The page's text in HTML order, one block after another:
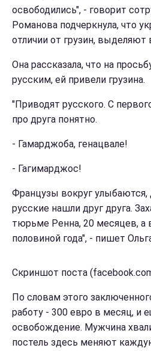
освободились", - говорит
Романова подчеркнула, что
отличии от грузин, выделяют
Она рассказала, что на
русским, ей привели грузина.
"Приводят русского. С
про друга понятно.
- Гамарджоба, генацвале!
- Гагимарджос!
Французы вокруг
русские нашли друг друга.
тюрьме Ренна, 20 месяцев, а
половиной года", - пишет
Скриншот поста
По словам этого
работу - 300 евро в месяц, и
освобождение. Мужчина
постель здесь меняют